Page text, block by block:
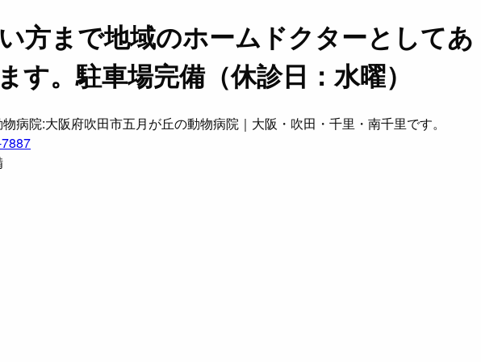
方まで地域のホームドクターとしてあ
。駐車場完備（休診日：水曜）